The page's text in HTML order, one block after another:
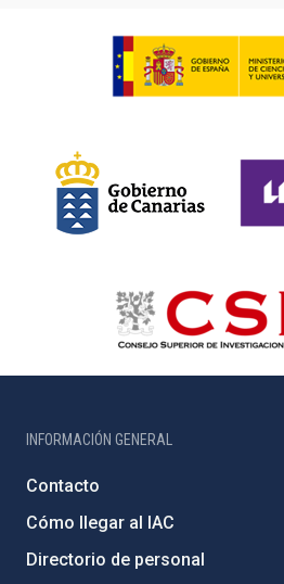
INFORMACIÓN GENERAL
Contacto
Cómo llegar al IAC
Directorio de personal